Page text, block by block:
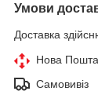
Умови
Доставка
Нова Пошта
Самовивіз